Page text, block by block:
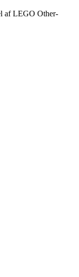
af LEGO Other-